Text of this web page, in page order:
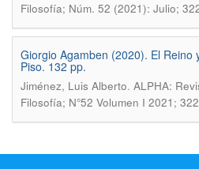
Filosofía; Núm. 52 (2021): Julio;
Giorgio Agamben (2020). El Reino
Piso. 132 pp.
Jiménez, Luis Alberto. ALPHA:
Filosofía; N°52 Volumen I 2021;